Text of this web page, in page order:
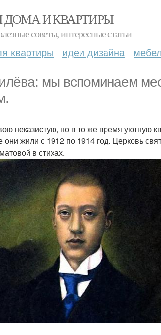
ДОМА И КВАРТИРЫ
советы, интересные статьи
квартиры идеи дизайна
мы вспоминаем
неказистую, но в то же время уютную
они жили с 1912 по 1914 год. Церковь
в стихах.